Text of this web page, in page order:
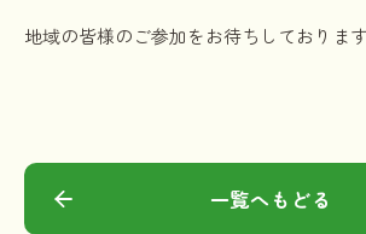
地域の皆様のご参加をお待ちしております
一覧へもどる